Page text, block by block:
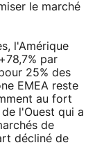
le marché
l'Amérique
par
25% des
EMEA reste
au fort
l'Ouest qui a
de
décliné de